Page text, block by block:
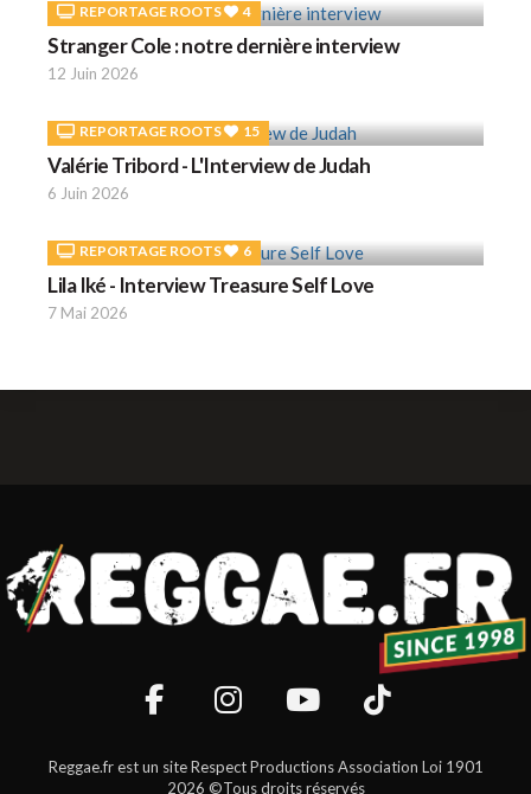
REPORTAGE ROOTS 4
Stranger Cole : notre dernière interview
12 Juin 2026
REPORTAGE ROOTS 15
Valérie Tribord - L'Interview de Judah
6 Juin 2026
REPORTAGE ROOTS 6
Lila Iké - Interview Treasure Self Love
7 Mai 2026
Reggae.fr est un site Respect Productions Association Loi 1901
2026 ©Tous droits réservés